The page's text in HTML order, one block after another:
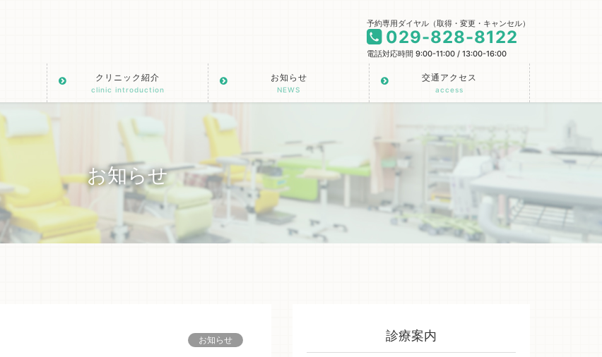
予約専用ダイヤル（取得・変更・キャンセル）
029-828-8122
電話対応時間 9:00-11:00 / 13:00-16:00
クリニック紹介
clinic introduction
お知らせ
NEWS
交通アクセス
access
お知らせ
お知らせ 診療案内